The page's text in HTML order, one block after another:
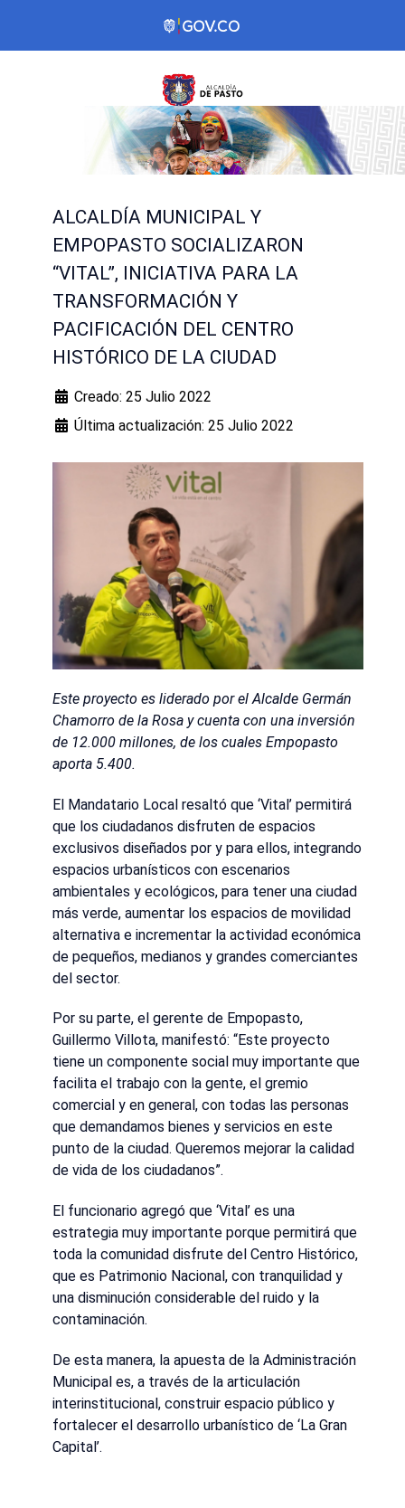
ALCALDÍA MUNICIPAL Y
EMPOPASTO SOCIALIZARON
“VITAL”, INICIATIVA PARA LA
TRANSFORMACIÓN Y
PACIFICACIÓN DEL CENTRO
HISTÓRICO DE LA CIUDAD
Creado: 25 Julio 2022
Última actualización: 25 Julio 2022
Este proyecto es liderado por el Alcalde Germán
Chamorro de la Rosa y cuenta con una inversión
de 12.000 millones, de los cuales Empopasto
aporta 5.400.
El Mandatario Local resaltó que ‘Vital’ permitirá
que los ciudadanos disfruten de espacios
exclusivos diseñados por y para ellos, integrando
espacios urbanísticos con escenarios
ambientales y ecológicos, para tener una ciudad
más verde, aumentar los espacios de movilidad
alternativa e incrementar la actividad económica
de pequeños, medianos y grandes comerciantes
del sector.
Por su parte, el gerente de Empopasto,
Guillermo Villota, manifestó: “Este proyecto
tiene un componente social muy importante que
facilita el trabajo con la gente, el gremio
comercial y en general, con todas las personas
que demandamos bienes y servicios en este
punto de la ciudad. Queremos mejorar la calidad
de vida de los ciudadanos”.
El funcionario agregó que ‘Vital’ es una
estrategia muy importante porque permitirá que
toda la comunidad disfrute del Centro Histórico,
que es Patrimonio Nacional, con tranquilidad y
una disminución considerable del ruido y la
contaminación.
De esta manera, la apuesta de la Administración
Municipal es, a través de la articulación
interinstitucional, construir espacio público y
fortalecer el desarrollo urbanístico de ‘La Gran
Capital’.